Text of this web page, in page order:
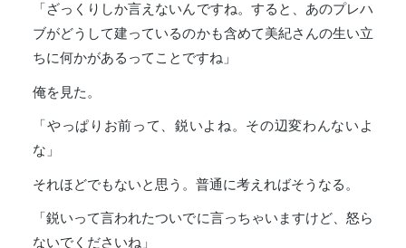
「ざっくりしか言えないんですね。すると、あのプレハ
ブがどうして建っているのかも含めて美紀さんの生い立
ちに何かがあるってことですね」
俺を見た。
「やっぱりお前って、鋭いよね。その辺変わんないよ
な」
それほどでもないと思う。普通に考えればそうなる。
「鋭いって言われたついでに言っちゃいますけど、怒ら
ないでくださいね」